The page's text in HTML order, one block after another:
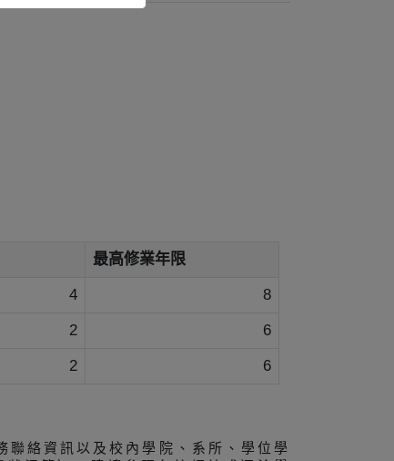
最高修業年限
4 8
2 6
2 6
絡資訊以及校內學院、系所、學位學